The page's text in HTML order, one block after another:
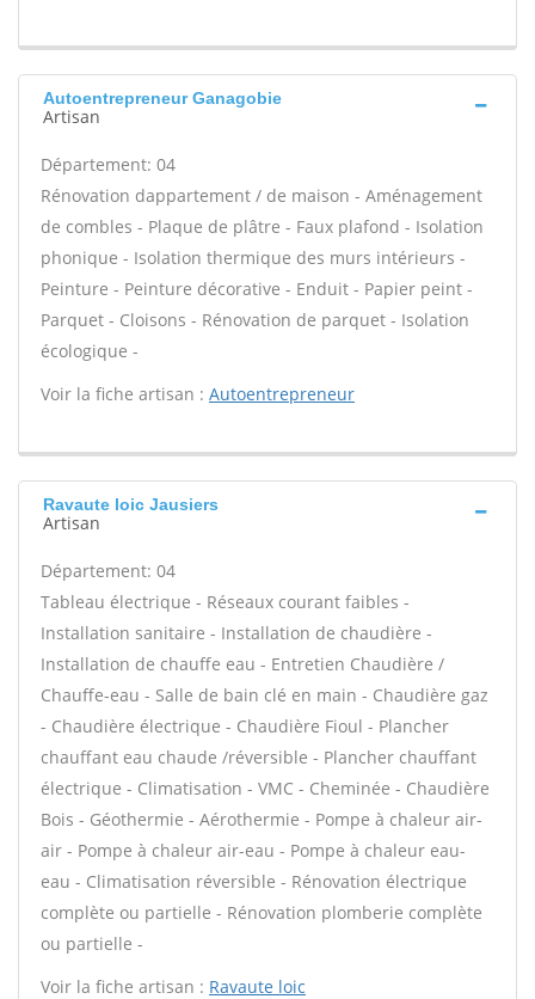
Autoentrepreneur Ganagobie
Artisan
Département: 04
Rénovation dappartement / de maison - Aménagement
de combles - Plaque de plâtre - Faux plafond - Isolation
phonique - Isolation thermique des murs intérieurs -
Peinture - Peinture décorative - Enduit - Papier peint -
Parquet - Cloisons - Rénovation de parquet - Isolation
écologique -
Voir la fiche artisan : Autoentrepreneur
Ravaute loic Jausiers
Artisan
Département: 04
Tableau électrique - Réseaux courant faibles -
Installation sanitaire - Installation de chaudière -
Installation de chauffe eau - Entretien Chaudière /
Chauffe-eau - Salle de bain clé en main - Chaudière gaz
- Chaudière électrique - Chaudière Fioul - Plancher
chauffant eau chaude /réversible - Plancher chauffant
électrique - Climatisation - VMC - Cheminée - Chaudière
Bois - Géothermie - Aérothermie - Pompe à chaleur air-
air - Pompe à chaleur air-eau - Pompe à chaleur eau-
eau - Climatisation réversible - Rénovation électrique
complète ou partielle - Rénovation plomberie complète
ou partielle -
Voir la fiche artisan : Ravaute loic